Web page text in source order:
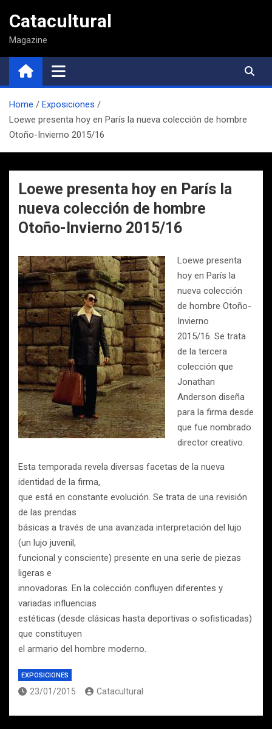
contenido
Catacultural
Magazine
Home
Exposiciones
Loewe presenta hoy en París la nueva colección de hombre
Otoño-Invierno 2015/16
Loewe presenta hoy en París la
nueva colección de hombre
Otoño-Invierno 2015/16
Loewe presenta
hoy en París la
nueva colección
de hombre Otoño-
Invierno
2015/16. Se trata
de la tercera
colección que
Jonathan
Anderson diseña
para la firma desde
que fue nombrado
director creativo.
Esta temporada revela diversas facetas de la nueva
identidad de la firma,
que está en constante evolución. Se trata de una revisión
de las prendas
básicas a través de una avanzada interpretación del lujo
(un lujo juvenil,
funcional y consciente) presente en una serie de piezas
ligeras e
innovadoras. En la colección confluyen diferentes y
variadas influencias
estéticas (desde clásicas hasta deportivas o sofisticadas)
que constituyen
el armario del hombre moderno.
EXPOSICIONES
23/01/2015 Catacultural